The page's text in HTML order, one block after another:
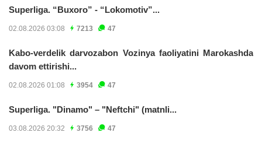
Superliga. “Buxoro” - “Lokomotiv”...
02.08.2026 03:08 7213 47
Kabo-verdelik darvozabon Vozinya faoliyatini Marokashda
davom ettirishi...
02.08.2026 01:08 3954 47
Superliga. "Dinamo" – "Neftchi" (matnli...
03.08.2026 20:32 3756 47